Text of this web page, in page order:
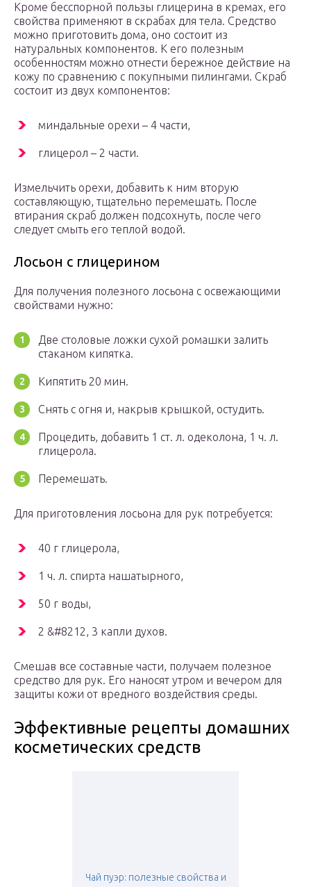
Кроме бесспорной пользы глицерина в кремах, его
свойства применяют в скрабах для тела. Средство
можно приготовить дома, оно состоит из
натуральных компонентов. К его полезным
особенностям можно отнести бережное действие на
кожу по сравнению с покупными пилингами. Скраб
состоит из двух компонентов:
миндальные орехи – 4 части,
глицерол – 2 части.
Измельчить орехи, добавить к ним вторую
составляющую, тщательно перемешать. После
втирания скраб должен подсохнуть, после чего
следует смыть его теплой водой.
Лосьон с глицерином
Для получения полезного лосьона с освежающими
свойствами нужно:
Две столовые ложки сухой ромашки залить
стаканом кипятка.
Кипятить 20 мин.
Снять с огня и, накрыв крышкой, остудить.
Процедить, добавить 1 ст. л. одеколона, 1 ч. л.
глицерола.
Перемешать.
Для приготовления лосьона для рук потребуется:
40 г глицерола,
1 ч. л. спирта нашатырного,
50 г воды,
2 &#8212, 3 капли духов.
Смешав все составные части, получаем полезное
средство для рук. Его наносят утром и вечером для
защиты кожи от вредного воздействия среды.
Эффективные рецепты домашних
косметических средств
Чай пуэр: полезные свойства и